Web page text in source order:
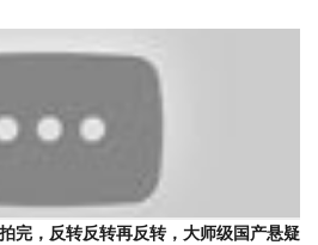
完，反转反转再反转，大师级国产悬疑